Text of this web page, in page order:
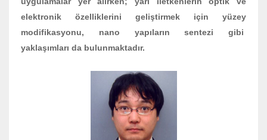
elektronik özelliklerini geliştirmek için yüzey
modifikasyonu, nano yapıların sentezi gibi
yaklaşımları da bulunmaktadır.